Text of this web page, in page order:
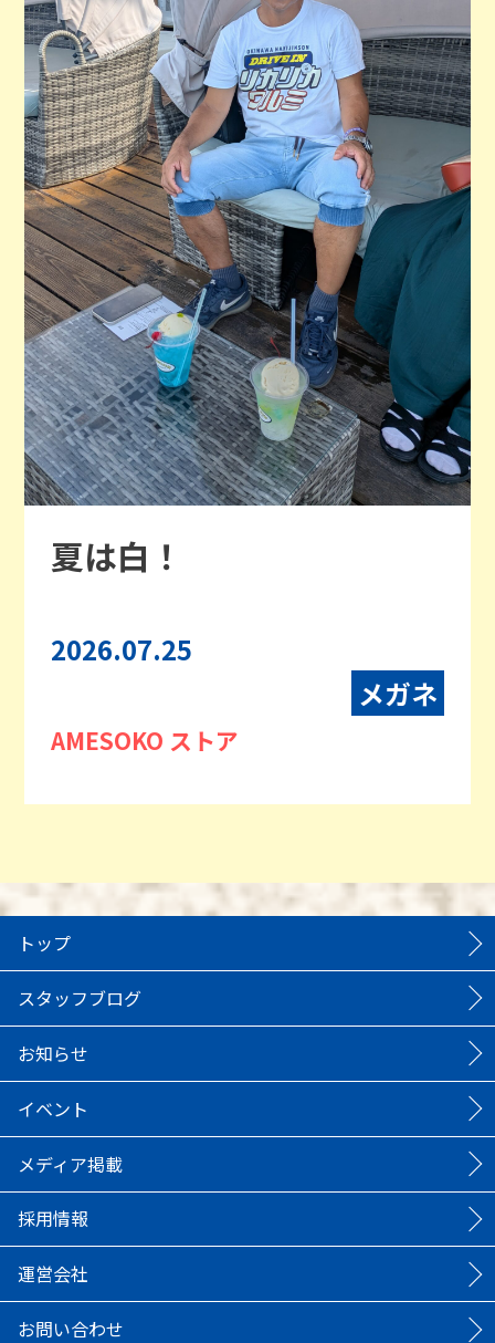
夏は白！
2026.07.25
メガネ
AMESOKO ストア
トップ
スタッフブログ
お知らせ
イベント
メディア掲載
採用情報
運営会社
お問い合わせ